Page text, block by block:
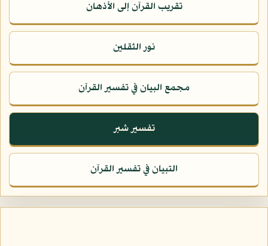
تقريب القرآن إلى الأذهان
نور الثقلين
مجمع البيان في تفسير القرآن
تفسير شبر
التبيان في تفسير القرآن